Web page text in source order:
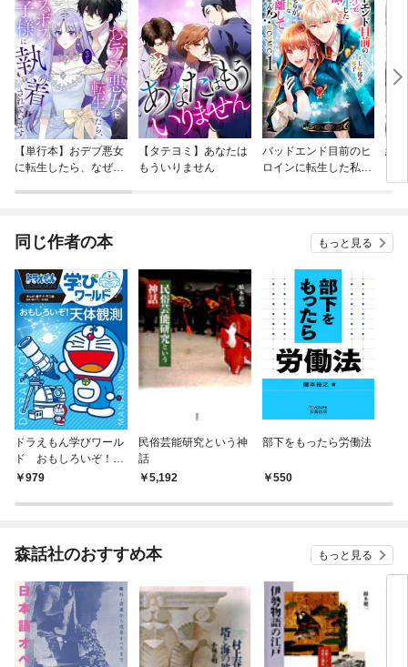
【単行本】おデブ悪女
に転生したら、なぜか
【タテヨミ】あなたは
もういりません
バッドエンド目前のヒ
ロインに転生した私、
結
同じ作者の本 もっと見る
ドラえもん学びワール
ド おもしろいぞ！天
体観測
979
民俗芸能研究という神
話
5,192
部下をもったら労働法
550
森話社のおすすめ本 もっと見る